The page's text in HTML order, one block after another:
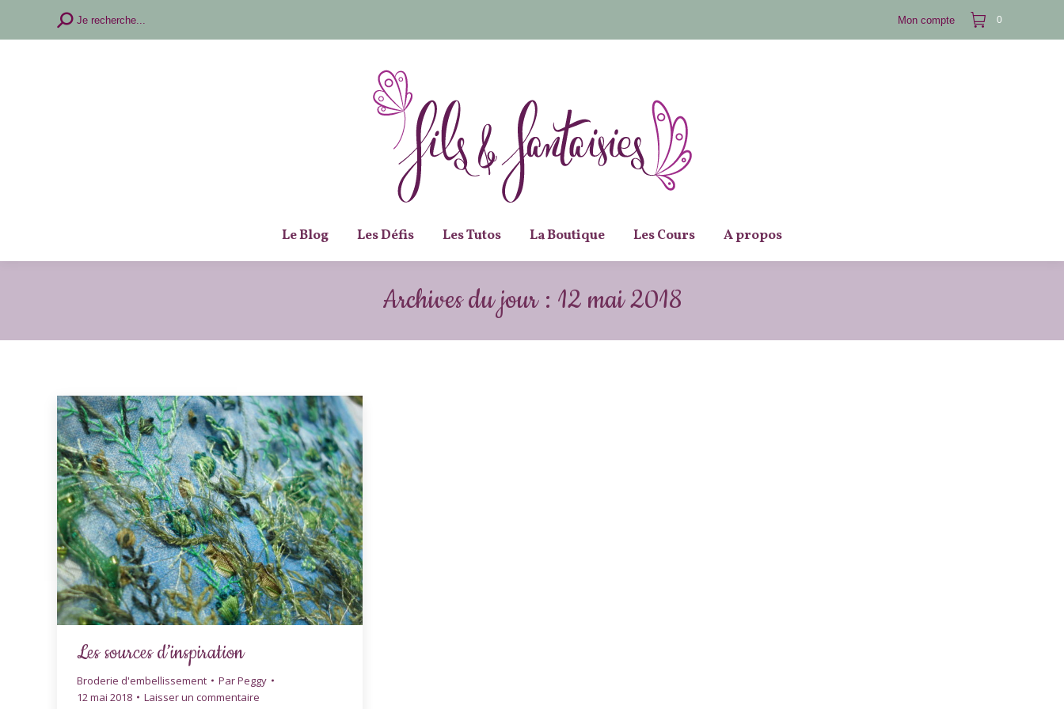
Recherche
Je recherche... Mon compte 0
Le Blog Les Défis Les Tutos La Boutique Les Cours A propos
Archives du jour : 12 mai 2018
Les sources d’inspiration
Broderie d'embellissement ParPeggy
12 mai 2018
Laisser un commentaire